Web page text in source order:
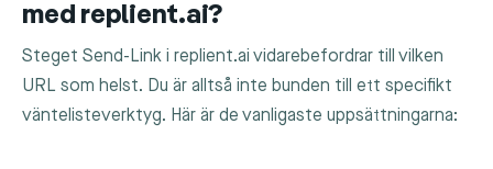
med replient.ai?
Steget Send-Link i replient.ai vidarebefordrar till vilken
URL som helst. Du är alltså inte bunden till ett specifikt
väntelisteverktyg. Här är de vanligaste uppsättningarna: